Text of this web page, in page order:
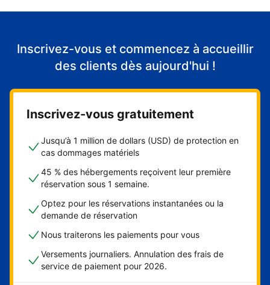
Inscrivez-vous et commencez à accueillir
des clients dès aujourd'hui !
Inscrivez-vous gratuitement
Jusqu’à 1 million de dollars (USD) de protection en
cas dommages matériels
45 % des hébergements reçoivent leur première
réservation sous 1 semaine.
Optez pour les réservations instantanées ou la
demande de réservation
Nous traiterons les paiements pour vous
Versements journaliers. Annulation des frais de
service de paiement pour 2026.